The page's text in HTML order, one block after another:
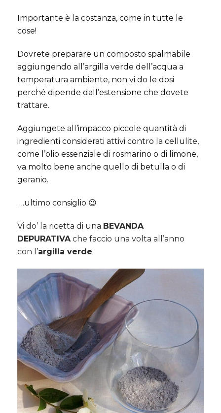
Importante è la costanza, come in tutte le
cose!
Dovrete preparare un composto spalmabile
aggiungendo all’argilla verde dell’acqua a
temperatura ambiente, non vi do le dosi
perché dipende dall’estensione che dovete
trattare.
Aggiungete all’impacco piccole quantità di
ingredienti considerati attivi contro la cellulite,
come l’olio essenziale di rosmarino o di limone,
va molto bene anche quello di betulla o di
geranio.
….ultimo consiglio 😉
Vi do’ la ricetta di una BEVANDA
DEPURATIVAche faccio una volta all’anno
con l’argilla verde: